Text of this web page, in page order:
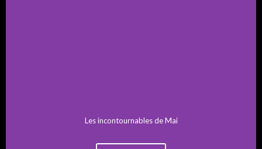
Les incontournables de Mai